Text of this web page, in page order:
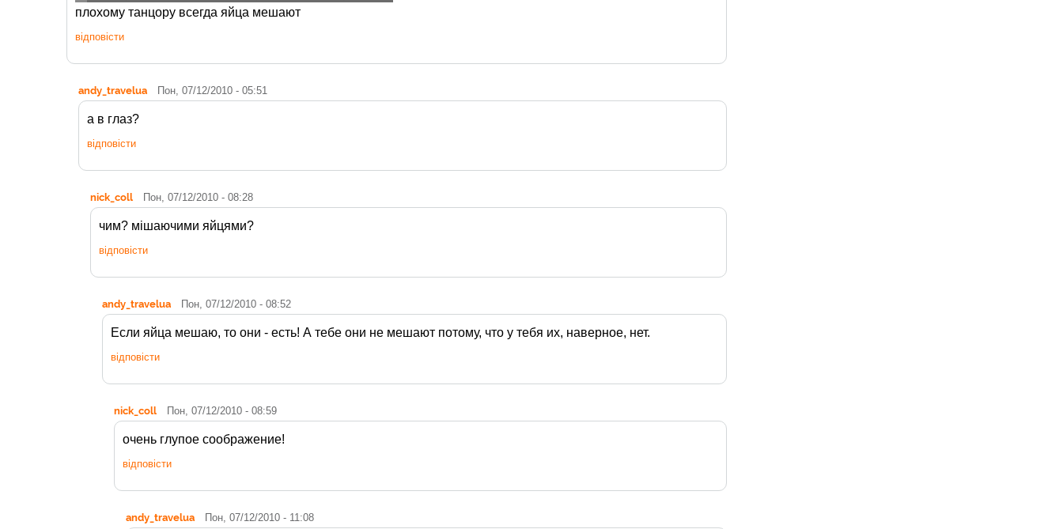
плохому танцору всегда яйца мешают
відповісти
andy_travelua Пон, 07/12/2010 - 05:51
а в глаз?
відповісти
nick_coll Пон, 07/12/2010 - 08:28
чим? мішаючими яйцями?
відповісти
andy_travelua Пон, 07/12/2010 - 08:52
Если яйца мешаю, то они - есть! А тебе они не мешают потому, что у тебя их, наверное, нет.
відповісти
nick_coll Пон, 07/12/2010 - 08:59
очень глупое соображение!
відповісти
andy_travelua Пон, 07/12/2010 - 11:08